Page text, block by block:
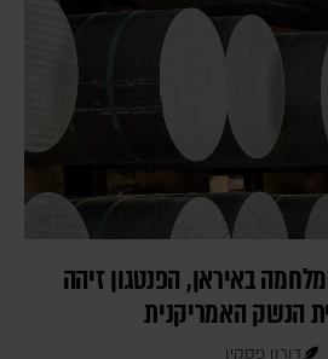
באיראן, הפנטגון זיהה
הנשק האמריקנית
דורון פסקין